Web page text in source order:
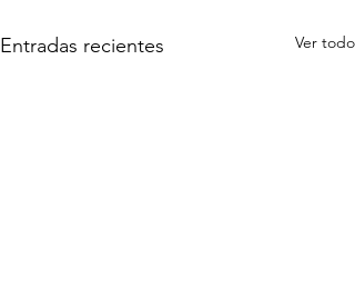
Entradas recientes Ver todo